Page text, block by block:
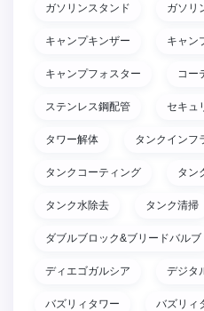
ガソリンスタンド ガソリ
キャンプキンザー キャン
キャンプフォスター コー
ステンレス鋼配管 セキュ
タワー解体 タンクインフ
タンクコーティング タン
タンク水除去 タンク清掃
ダブルブロック&ブリードバルブ
ディエゴガルシア デジタ
バズリィタワー バズリィ